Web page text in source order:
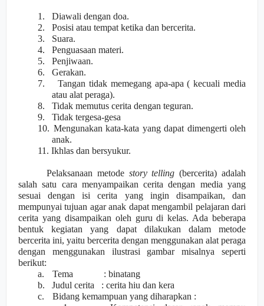
1.
Diawali dengan doa.
2.
Posisi atau tempat ketika dan bercerita.
3.
Suara.
4.
Penguasaan materi.
5.
Penjiwaan.
6.
Gerakan.
7.
Tangan tidak memegang apa-apa ( kecuali media
atau alat peraga).
8.
Tidak memutus cerita dengan teguran.
9.
Tidak tergesa-gesa
10. Mengunakan kata-kata yang dapat dimengerti oleh
anak.
11. Ikhlas dan bersyukur.
Pelaksanaan metode story telling (bercerita) adalah
salah satu cara menyampaikan cerita dengan media yang
sesuai dengan isi cerita yang ingin disampaikan, dan
mempunyai tujuan agar anak dapat mengambil pelajaran dari
cerita yang disampaikan oleh guru di kelas. Ada beberapa
bentuk kegiatan yang dapat dilakukan dalam metode
bercerita ini, yaitu bercerita dengan menggunakan alat peraga
dengan menggunakan ilustrasi gambar misalnya seperti
berikut:
a.
Tema
: binatang
b.
Judul cerita
: cerita hiu dan kera
c.
Bidang kemampuan yang diharapkan :